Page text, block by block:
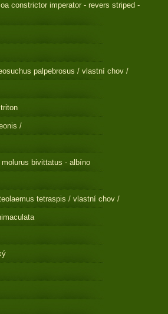
constrictor imperator - revers striped -
palpebrosus / vlastní chov /
/
bivittatus - albíno
tetraspis / vlastní chov /